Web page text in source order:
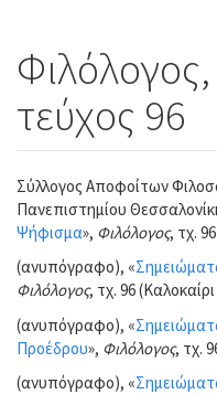
τεύχος 96
Σύλλογος Αποφοίτων
Πανεπιστημίου
Ψήφισμα», Φιλόλογος, τχ.
(ανυπόγραφο), «
Φιλόλογος, τχ. 96
(ανυπόγραφο), «
Προέδρου», Φιλόλογος, τχ.
(ανυπόγραφο), «